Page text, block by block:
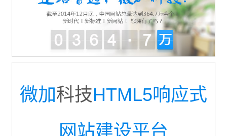
微加科技HTML5响应式
网站建设平台